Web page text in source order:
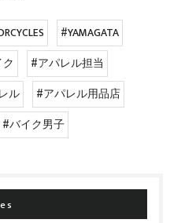
#YAMAGATA
#アパレル担当
ル
#アパレル用品店
#バイク男子